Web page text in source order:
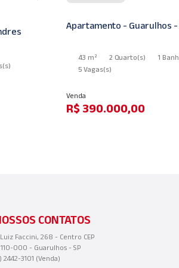
Endres Apartamento - Guarulhos -
55 m² 2 Quarto(s) 1 Suíte
2 Banheiro
Venda
R$ 400.000,00
CONTATOS
Luiz Faccini, 268 - Centro CEP
000 - Guarulhos - SP
2442-3101 (Venda)